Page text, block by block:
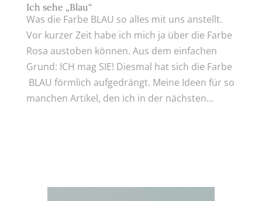
Ich sehe „Blau“
Was die Farbe BLAU so alles mit uns anstellt.
Vor kurzer Zeit habe ich mich ja über die Farbe
Rosa austoben können. Aus dem einfachen
Grund: ICH mag SIE! Diesmal hat sich die Farbe
BLAU förmlich aufgedrängt. Meine Ideen für so
manchen Artikel, den ich in der nächsten...